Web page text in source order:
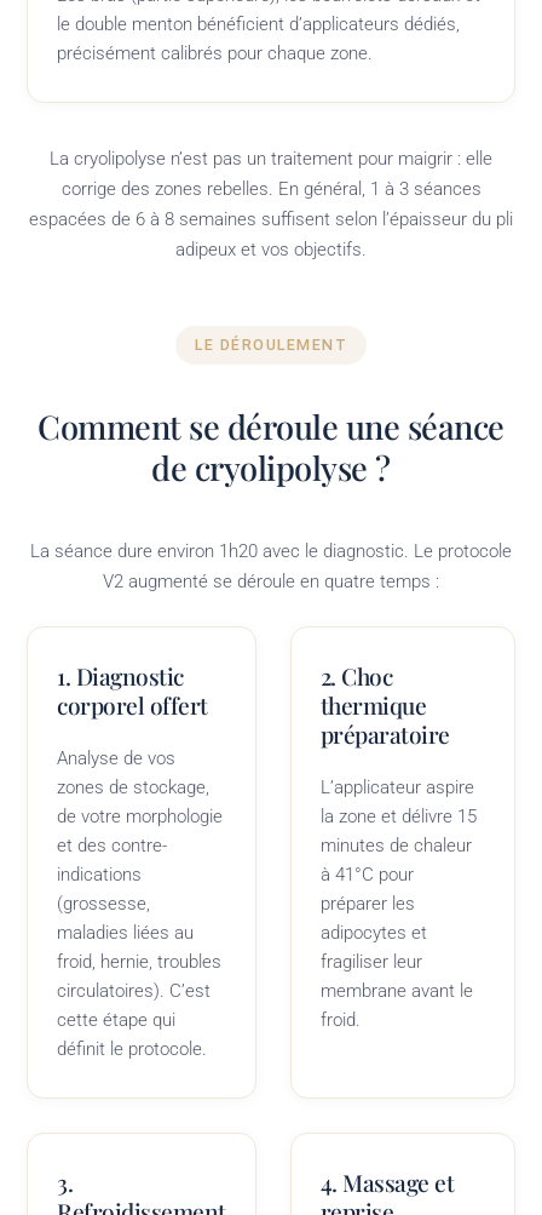
le double menton bénéficient d’applicateurs dédiés,
précisément calibrés pour chaque zone.
La cryolipolyse n’est pas un traitement pour maigrir : elle
corrige des zones rebelles. En général, 1 à 3 séances
espacées de 6 à 8 semaines suffisent selon l’épaisseur du pli
adipeux et vos objectifs.
LE DÉROULEMENT
Comment se déroule une séance
de cryolipolyse ?
La séance dure environ 1h20 avec le diagnostic. Le protocole
V2 augmenté se déroule en quatre temps :
1. Diagnostic
corporel offert
Analyse de vos
zones de stockage,
de votre morphologie
et des contre-
indications
(grossesse,
maladies liées au
froid, hernie, troubles
circulatoires). C’est
cette étape qui
définit le protocole.
2. Choc
thermique
préparatoire
L’applicateur aspire
la zone et délivre 15
minutes de chaleur
à 41°C pour
préparer les
adipocytes et
fragiliser leur
membrane avant le
froid.
3.
4. Massage et